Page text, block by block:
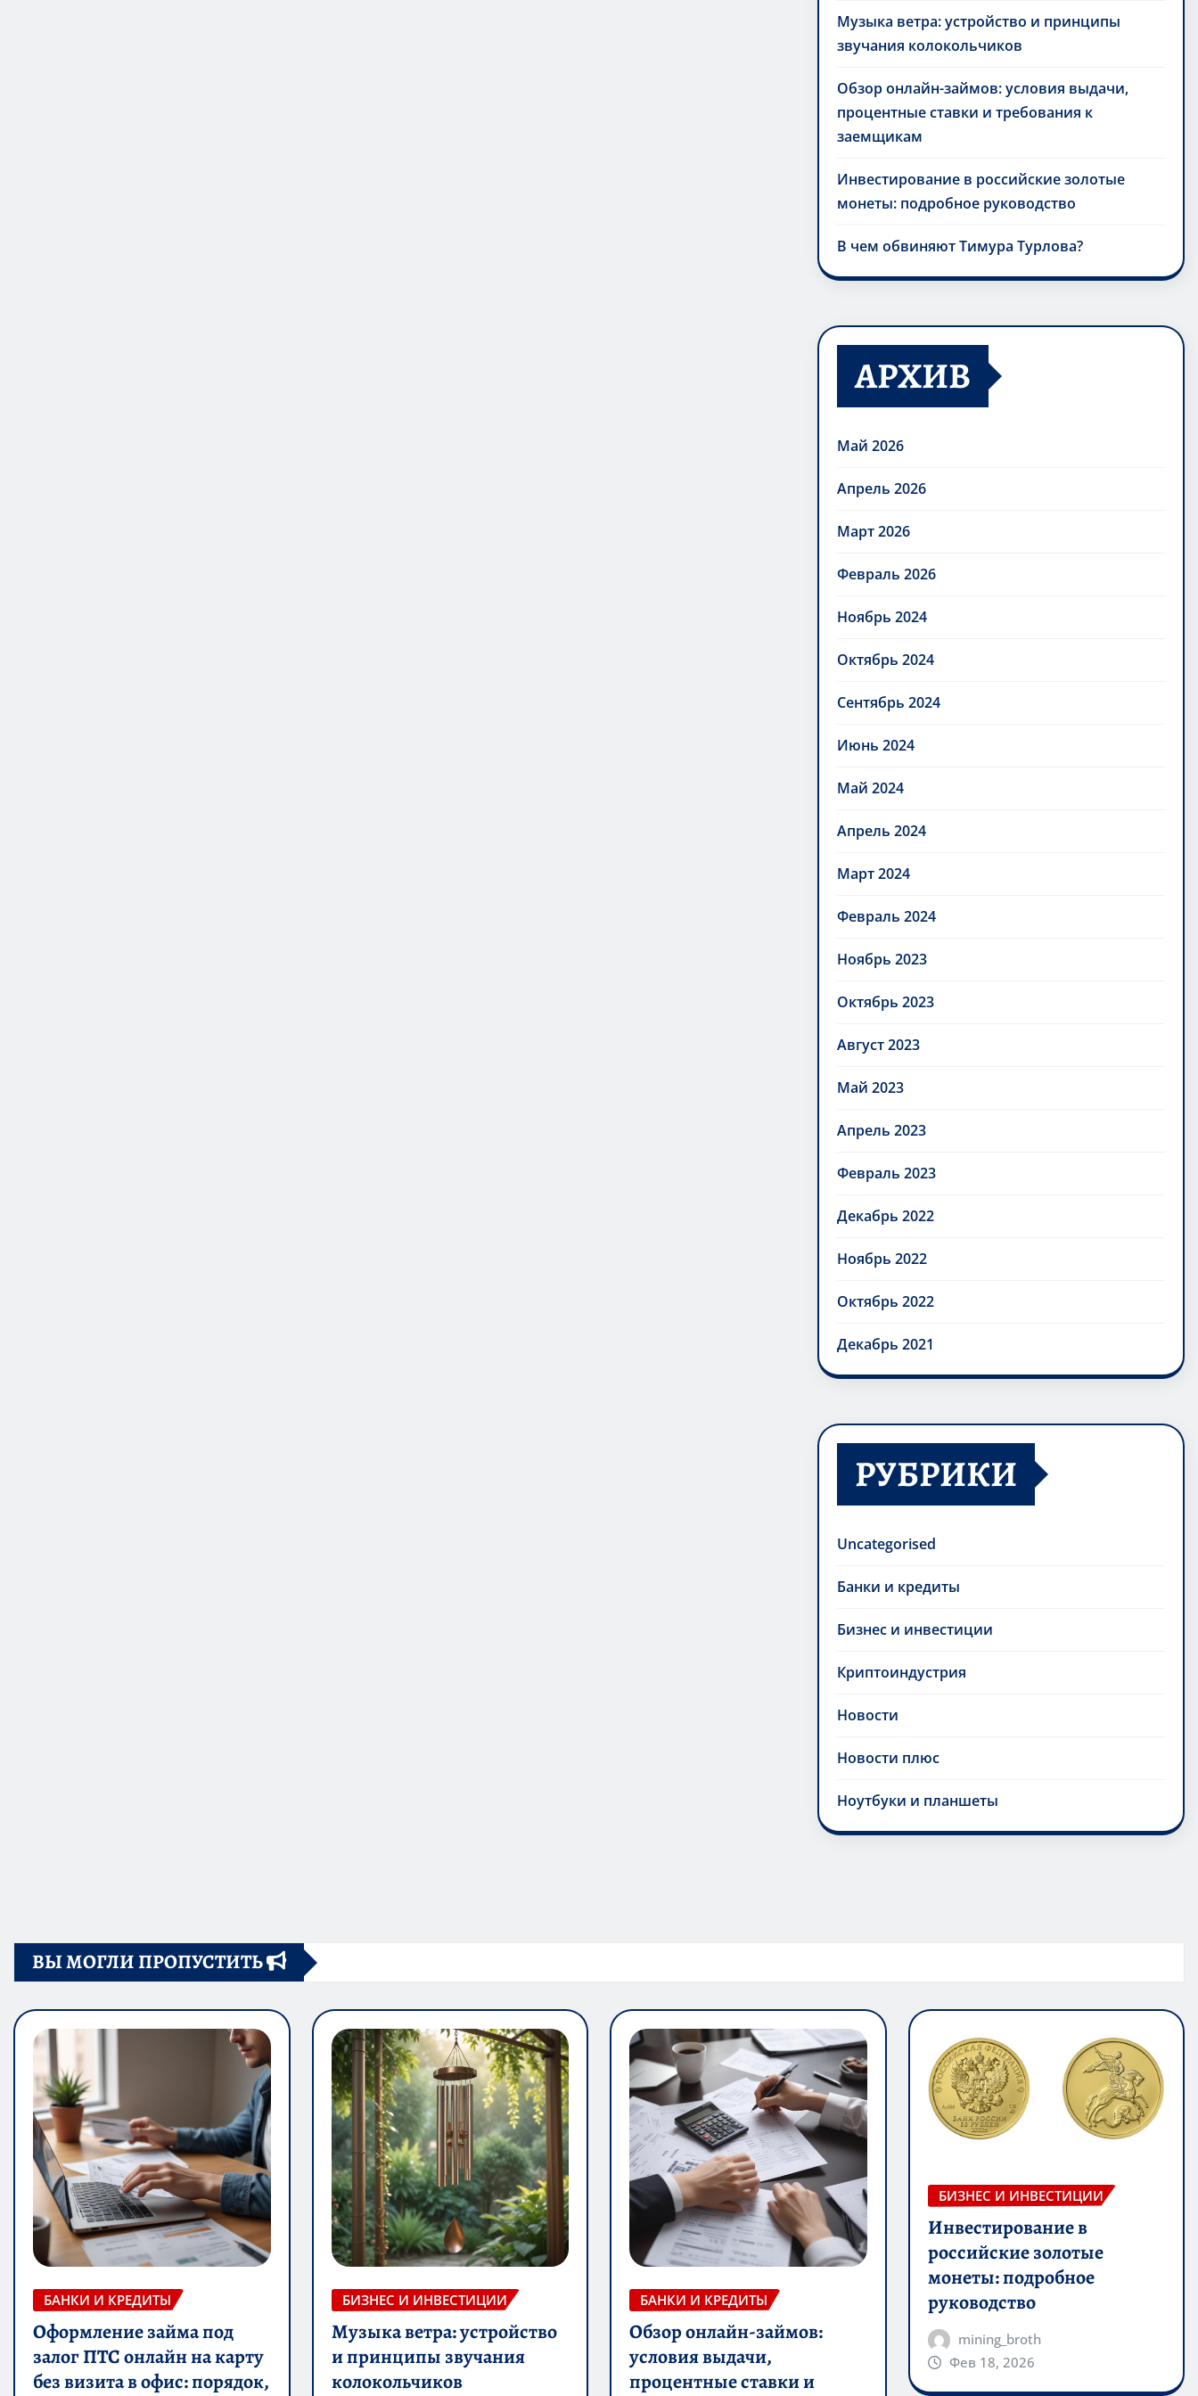
Музыка ветра: устройство и принципы
звучания колокольчиков
Обзор онлайн-займов: условия выдачи,
процентные ставки и требования к
заемщикам
Инвестирование в российские золотые
монеты: подробное руководство
В чем обвиняют Тимура Турлова?
АРХИВ
Май 2026
Апрель 2026
Март 2026
Февраль 2026
Ноябрь 2024
Октябрь 2024
Сентябрь 2024
Июнь 2024
Май 2024
Апрель 2024
Март 2024
Февраль 2024
Ноябрь 2023
Октябрь 2023
Август 2023
Май 2023
Апрель 2023
Февраль 2023
Декабрь 2022
Ноябрь 2022
Октябрь 2022
Декабрь 2021
РУБРИКИ
Uncategorised
Банки и кредиты
Бизнес и инвестиции
Криптоиндустрия
Новости
Новости плюс
Ноутбуки и планшеты
ВЫ МОГЛИ ПРОПУСТИТЬ
БАНКИ И КРЕДИТЫ
Оформление займа под
залог ПТС онлайн на карту
без визита в офис: порядок,
БИЗНЕС И ИНВЕСТИЦИИ
Музыка ветра: устройство
и принципы звучания
колокольчиков
БАНКИ И КРЕДИТЫ
Обзор онлайн-займов:
условия выдачи,
процентные ставки и
БИЗНЕС И ИНВЕСТИЦИИ
Инвестирование в
российские золотые
монеты: подробное
руководство
mining_broth
Фев 18, 2026